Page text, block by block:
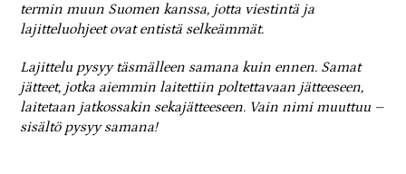
termin muun Suomen kanssa, jotta viestintä ja
lajitteluohjeet ovat entistä selkeämmät.
Lajittelu pysyy täsmälleen samana kuin ennen. Samat
jätteet, jotka aiemmin laitettiin poltettavaan jätteeseen,
laitetaan jatkossakin sekajätteeseen. Vain nimi muuttuu –
sisältö pysyy samana!